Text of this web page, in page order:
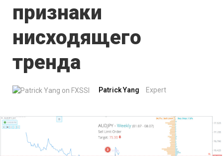
признаки
нисходящего
тренда
Patrick Yang Expert